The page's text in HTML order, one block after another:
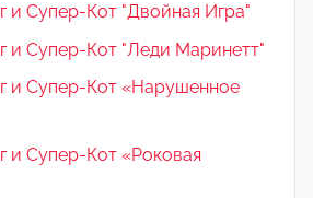
и Супер-Кот "Двойная Игра"
и Супер-Кот "Леди Маринетт"
и Супер-Кот «Нарушенное
и Супер-Кот «Роковая